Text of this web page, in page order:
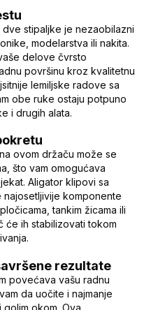
dve stipaljke je nezaobilazni
modelarstva ili nakita.
delove čvrsto
površinu kroz kvalitetnu
lemiljske radove sa
obe ruke ostaju potpuno
i drugih alata.
ovom držaču može se
što vam omogućava
Aligator klipovi sa
najosetljivije komponente
tankim žicama ili
će ih stabilizovati tokom
rezultate
povećava vašu radnu
da uočite i najmanje
okom. Ova